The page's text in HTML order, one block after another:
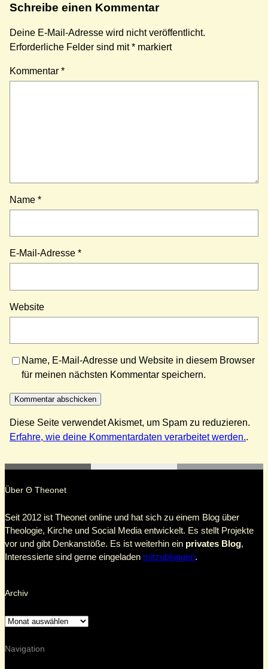
Schreibe einen Kommentar
Deine E-Mail-Adresse wird nicht veröffentlicht.
Erforderliche Felder sind mit* markiert
Kommentar *
Name *
E-Mail-Adresse *
Website
Name, E-Mail-Adresse und Website in diesem Browser
für meinen nächsten Kommentar speichern.
Diese Seite verwendet Akismet, um Spam zu reduzieren.
Erfahre, wie deine Kommentardaten verarbeitet werden..
Über Θ Theonet
Seit 2012 ist Theonet online und hat sich zu einem Blog über
Theologie, Kirche und Social Media entwickelt. Es stellt Projekte
vor und gibt Denkanstöße. Es ist weiterhin ein privates Blog,
Interessierte sind gerne eingeladen mitzubloggen.
Archiv
Navigation